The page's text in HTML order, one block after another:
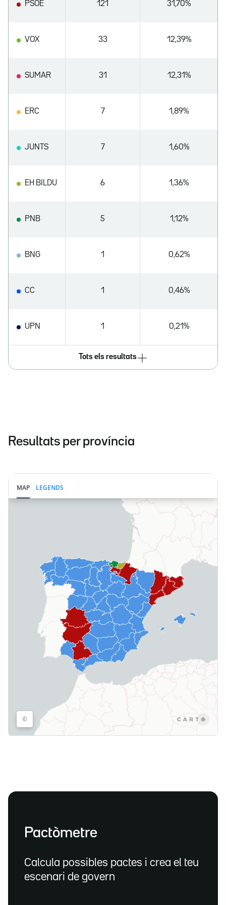
PSOE 121 31,70%
VOX 33 12,39%
SUMAR 31 12,31%
ERC 7 1,89%
JUNTS 7 1,60%
EH BILDU 6 1,36%
PNB 5 1,12%
BNG 1 0,62%
CC 1 0,46%
UPN 1 0,21%
Tots els resultats
Resultats per província
Pactòmetre
Calcula possibles pactes i crea el teu
escenari de govern